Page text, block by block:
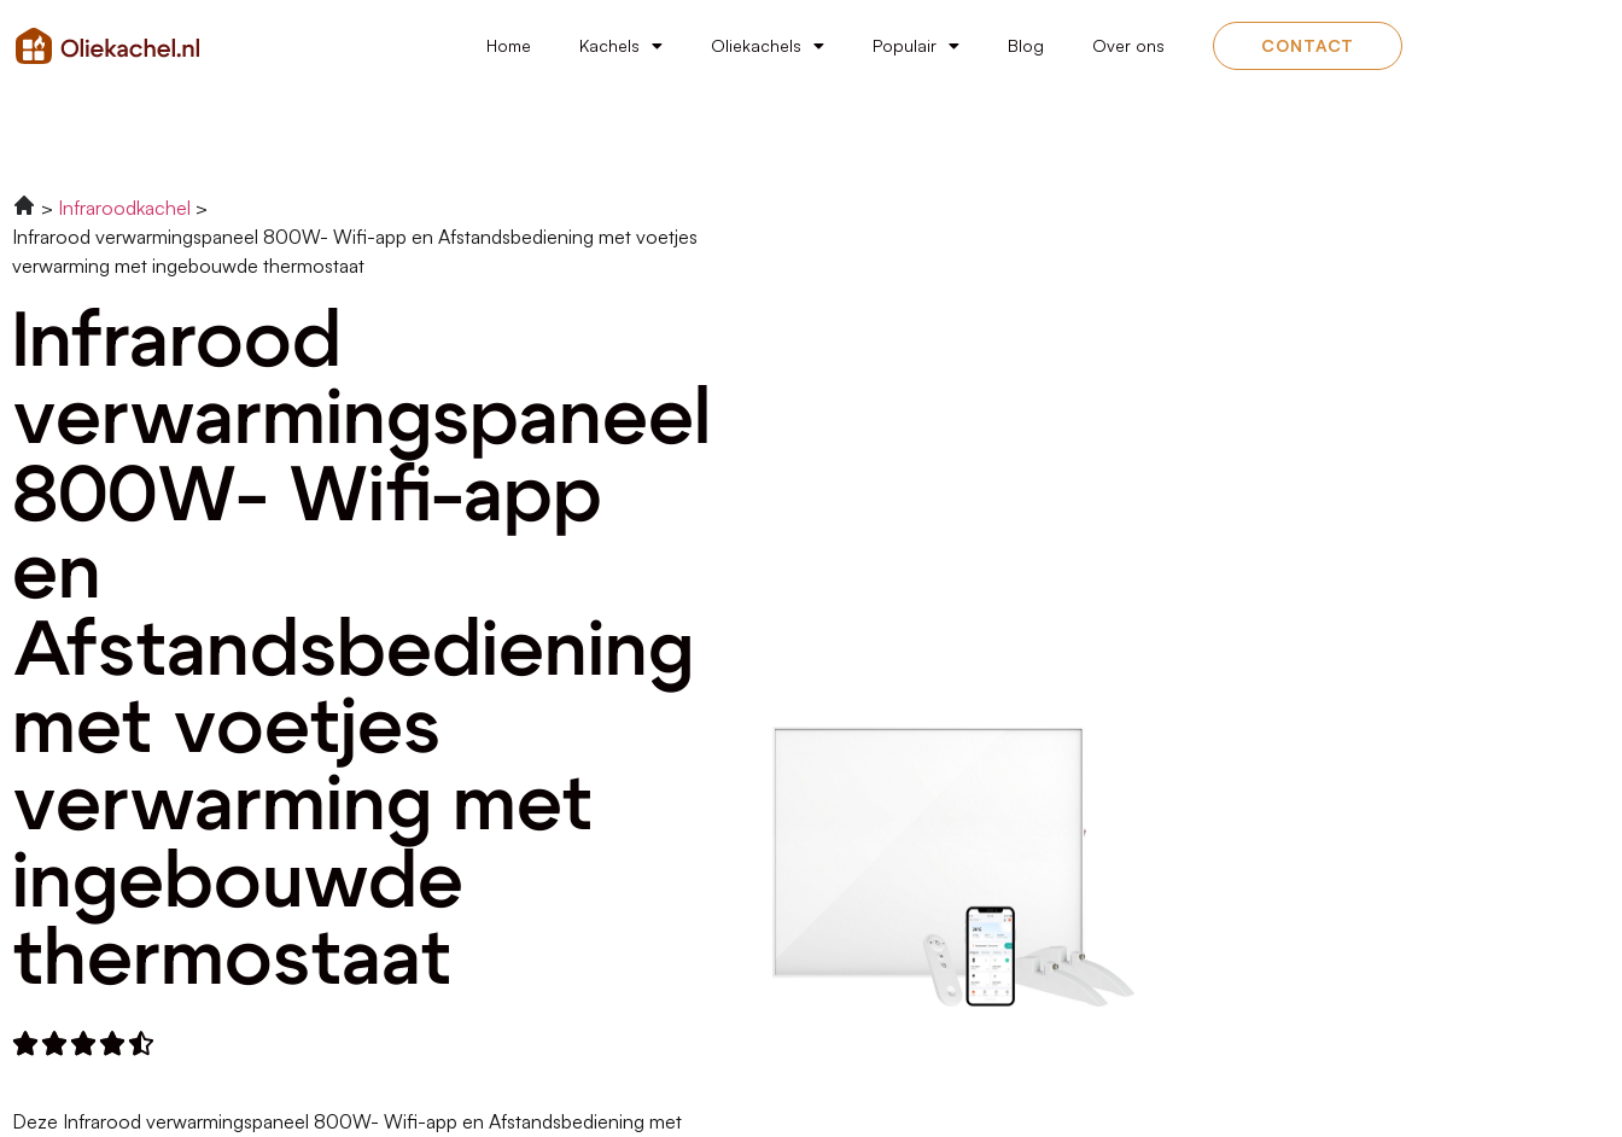
Home Kachels Oliekachels Populair Blog Over ons CONTACT
Infraroodkachel
Infrarood verwarmingspaneel 800W- Wifi-app en Afstandsbediening met voetjes
verwarming met ingebouwde thermostaat
Infrarood
verwarmingspaneel
800W- Wifi-app
en
Afstandsbediening
met voetjes
verwarming met
ingebouwde
thermostaat

Deze Infrarood verwarmingspaneel 800W- Wifi-app en Afstandsbediening met